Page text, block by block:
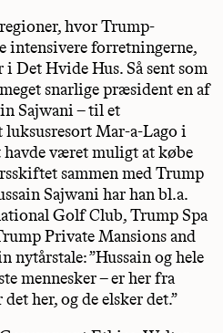
hvor Trump-
intensivere forretningerne,
Det Hvide Hus. Så sent som
snarlige præsident en af
Sajwani – til et
luksusresort Mar-a-Lago i
været muligt at købe
sammen med Trump
Sajwani har han bl.a.
Golf Club, Trump Spa
Private Mansions and
nytårstale: ”Hussain og hele
mennesker – er her fra
her, og de elsker det.”